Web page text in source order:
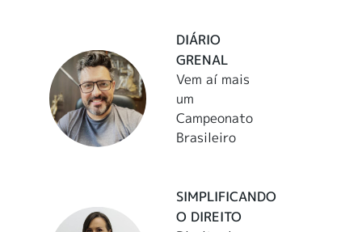
DIÁRIO
GRENAL
Vem aí mais
um
Campeonato
Brasileiro
SIMPLIFICANDO
O DIREITO